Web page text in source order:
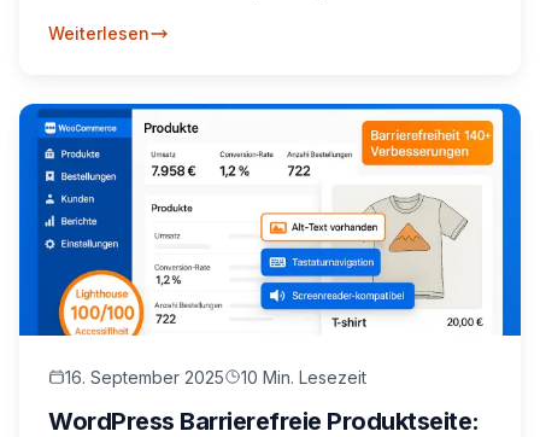
Weiterlesen
16. September 2025 10 Min. Lesezeit
WordPress Barrierefreie Produktseite: